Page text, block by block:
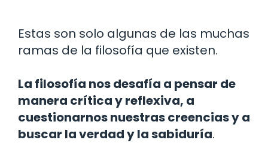
Estas son solo algunas de las muchas
ramas de la filosofía que existen.
La filosofía nos desafía a pensar de
manera crítica y reflexiva, a
cuestionarnos nuestras creencias y a
buscar la verdad y la sabiduría.